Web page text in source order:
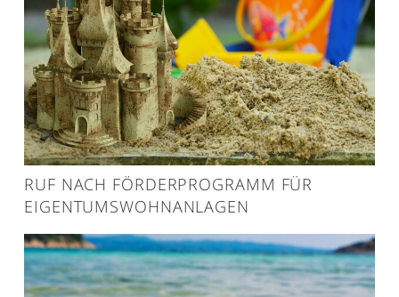
RUF NACH FÖRDERPROGRAMM FÜR
EIGENTUMSWOHNANLAGEN